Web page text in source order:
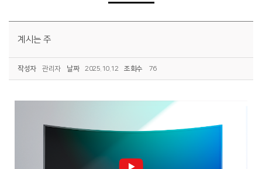
계시는 주
작성자 관리자 날짜 2025.10.12 조회수 76